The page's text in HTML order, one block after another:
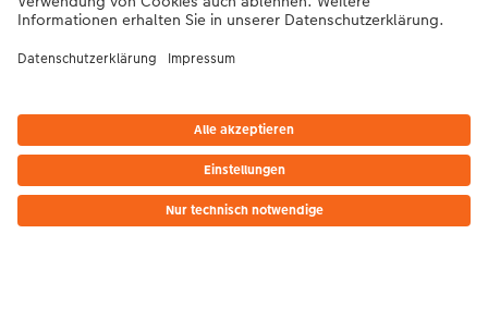
Informationen
*Die Preise gelten inkl. MwSt. zzgl. Versandkosten (ggf. auch bei Filialabholung)
Das abgebildete Produkt hat ggfs. einen höheren Preis.